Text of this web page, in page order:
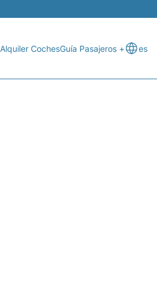
Alquiler CochesGuía Pasajeros + es